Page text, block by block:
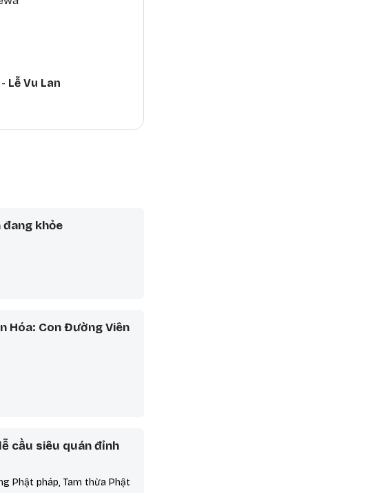
Lễ Vu Lan
khỏe
Hóa: Con Đường Viên
cầu siêu quán đỉnh
Phật pháp, Tam thừa Phật